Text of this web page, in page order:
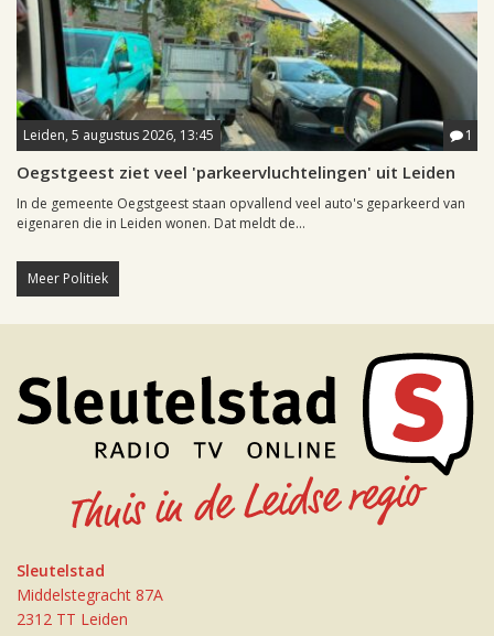
Leiden, 5 augustus 2026, 13:45 1
Oegstgeest ziet veel 'parkeervluchtelingen' uit Leiden
In de gemeente Oegstgeest staan opvallend veel auto's geparkeerd van
eigenaren die in Leiden wonen. Dat meldt de...
Meer Politiek
Sleutelstad
Middelstegracht 87A
2312 TT Leiden